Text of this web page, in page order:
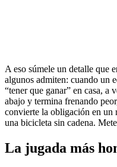
A eso súmele un detalle que
algunos admiten: cuando un
“tener que ganar” en casa, a
abajo y termina frenando
convierte la obligación en
una bicicleta sin cadena.
La jugada más